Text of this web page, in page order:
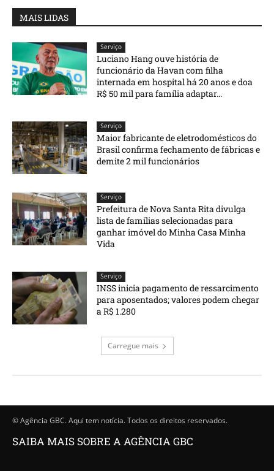
MAIS LIDAS
Serviço
Luciano Hang ouve história de
funcionário da Havan com filha
internada em hospital há 20 anos e doa
R$ 50 mil para família adaptar...
Serviço
Maior fabricante de eletrodomésticos do
Brasil confirma fechamento de fábricas e
demite 2 mil funcionários
Serviço
Prefeitura de Nova Santa Rita divulga
lista de famílias selecionadas para
ganhar imóvel do Minha Casa Minha
Vida
Serviço
INSS inicia pagamento de ressarcimento
para aposentados; valores podem chegar
a R$ 1.280
Carregue mais
© Agência GBC. Aqui tem notícia. Todos os direitos reservados.
SAIBA MAIS SOBRE A AGÊNCIA GBC